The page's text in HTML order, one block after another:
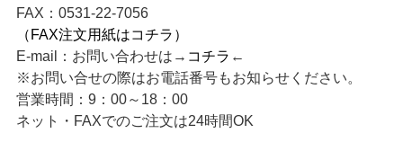
FAX：0531-22-7056
（FAX注文用紙はコチラ）
E-mail：お問い合わせは→ コチラ ←
※お問い合せの際はお電話番号もお知らせください。
営業時間：9：00～18：00
ネット・FAXでのご注文は24時間OK